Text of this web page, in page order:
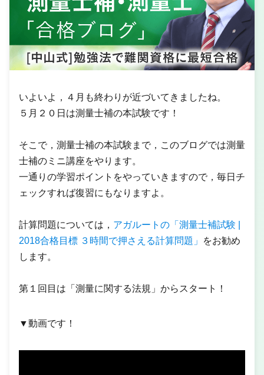
いよいよ，４月も終わりが近づいてきましたね。
５月２０日は測量士補の本試験です！
そこで，測量士補の本試験まで，このブログでは測量
士補のミニ講座をやります。
一通りの学習ポイントをやっていきますので，毎日チ
ェックすれば復習にもなりますよ。
計算問題については， アガルートの「測量士補試験 |
2018合格目標 ３時間で押さえる計算問題」
をお勧め
します。
第１回目は「測量に関する法規」からスタート！
▼動画です！